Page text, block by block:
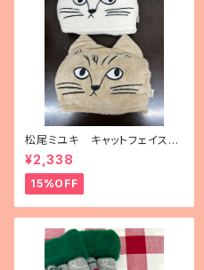
松尾ミユキ キャットフェイスブ
ランケット
¥2,338
15%OFF